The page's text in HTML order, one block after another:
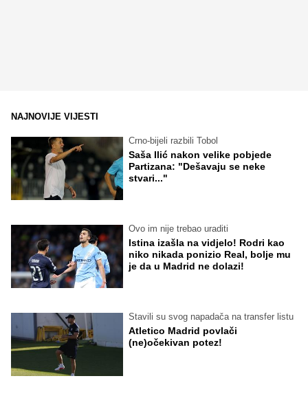
NAJNOVIJE VIJESTI
Crno-bijeli razbili Tobol
Saša Ilić nakon velike pobjede
Partizana: "Dešavaju se neke
stvari..."
Ovo im nije trebao uraditi
Istina izašla na vidjelo! Rodri kao
niko nikada ponizio Real, bolje mu
je da u Madrid ne dolazi!
Stavili su svog napadača na transfer listu
Atletico Madrid povlači
(ne)očekivan potez!